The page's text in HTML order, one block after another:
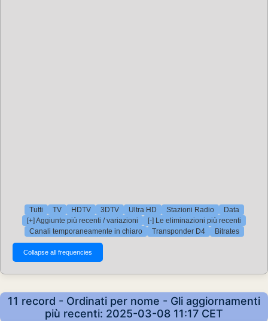
Tutti TV HDTV 3DTV Ultra HD Stazioni Radio
Data
[+] Aggiunte più recenti / variazioni
[-] Le eliminazioni più recenti
Canali temporaneamente in chiaro
Transponder D4 Bitrates
11 record - Ordinati per nome - Gli aggiornamenti
più recenti: 2025-03-08 11:17 CET